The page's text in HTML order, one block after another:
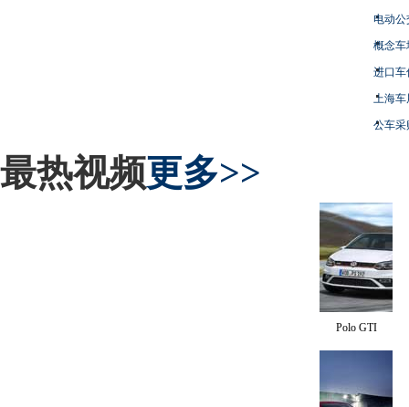
电动
概念车
进口车
上海
公车采
最热视频更多>>
Polo GTI